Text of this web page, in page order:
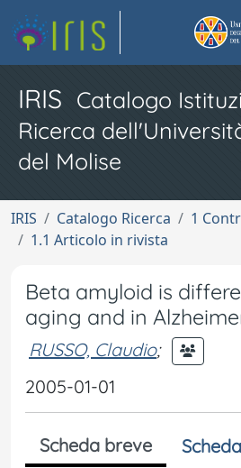
IRIS Catalogo
Ricerca
del Molise
IRIS Catalogo Ricerca
1
1.1 Articolo in rivista
Beta amyloid is
aging and in
RUSSO, Claudio;
2005-01-01
Scheda breve